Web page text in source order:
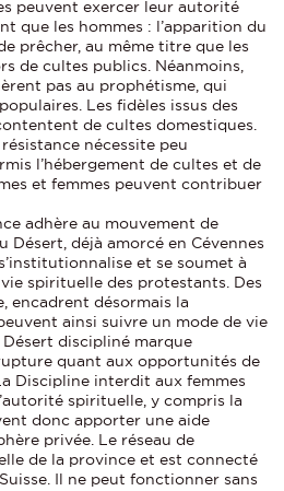
peuvent exercer leur autorité
que les hommes : l’apparition du
prêcher, au même titre que les
de cultes publics. Néanmoins,
pas au prophétisme, qui
Les fidèles issus des
de cultes domestiques.
nécessite peu
l’hébergement de cultes et de
et femmes peuvent contribuer
adhère au mouvement de
Désert, déjà amorcé en Cévennes
et se soumet à
spirituelle des protestants. Des
encadrent désormais la
ainsi suivre un mode de vie
discipliné marque
quant aux opportunités de
Discipline interdit aux femmes
spirituelle, y compris la
donc apporter une aide
privée. Le réseau de
de la province et est connecté
Il ne peut fonctionner sans